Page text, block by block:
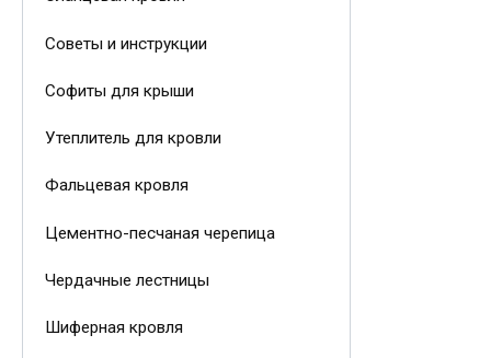
Советы и инструкции
Софиты для крыши
Утеплитель для кровли
Фальцевая кровля
Цементно-песчаная черепица
Чердачные лестницы
Шиферная кровля